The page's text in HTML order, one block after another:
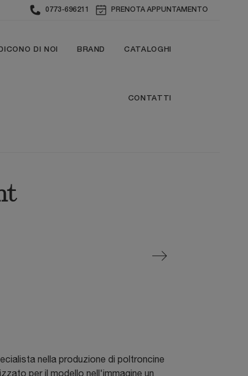
0773-696211 PRENOTA APPUNTAMENTO
DICONO DI NOI BRAND CATALOGHI
CONTATTI
nella produzione di poltroncine
per il modello nell'immagine un